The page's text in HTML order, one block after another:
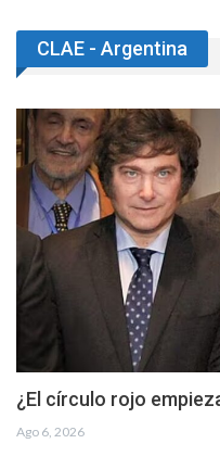
CLAE - Argentina
¿El círculo rojo
Ago 6, 2026